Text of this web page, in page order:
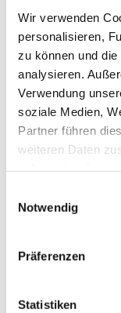
Wir verwenden
personalisieren,
zu können und
analysieren.
Verwendung
soziale Medien,
Partner führen
weiteren Daten
Notwendig
Präferenzen
Statistiken